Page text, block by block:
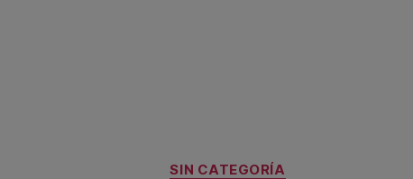
Categorías
SIN CATEGORÍA